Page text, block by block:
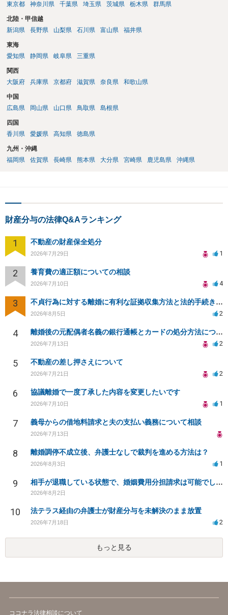
東京都
神奈川県 千葉県 埼玉県 茨城県 栃木県 群馬県
北陸・甲信越
新潟県
長野県 山梨県 石川県 富山県 福井県
東海
愛知県
静岡県 岐阜県 三重県
関西
大阪府
兵庫県 京都府 滋賀県 奈良県 和歌山県
中国
広島県
岡山県 山口県 鳥取県 島根県
四国
香川県
愛媛県 高知県 徳島県
九州・沖縄
福岡県
佐賀県 長崎県 熊本県 大分県 宮崎県 鹿児島県 沖縄県
財産分与の法律Q&Aランキング
1 不動産の財産保全処分
2026年7月29日 1
2 養育費の適正額についての相談
2026年7月10日 4
3 不貞行為に対する離婚に有利な証拠収集方法と法的手続きについて
2026年8月5日 2
4 離婚後の元配偶者名義の銀行通帳とカードの処分方法について
2026年7月13日 2
5 不動産の差し押さえについて
2026年7月21日 2
6 協議離婚で一度了承した内容を変更したいです
2026年7月10日 1
7 義母からの借地料請求と夫の支払い義務について相談
2026年7月13日
8 離婚調停不成立後、弁護士なしで裁判を進める方法は？
2026年8月3日 1
9 相手が退職している状態で、婚姻費用分担請求は可能でしょうか？
2026年8月2日
10 法テラス経由の弁護士が財産分与を未解決のまま放置
2026年7月18日 2
もっと見る
ココナラ法律相談について